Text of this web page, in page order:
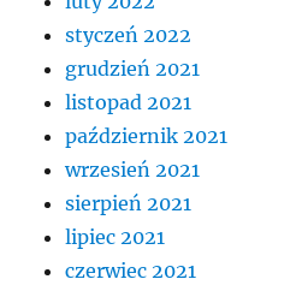
styczeń 2022
grudzień 2021
listopad 2021
październik 2021
wrzesień 2021
sierpień 2021
lipiec 2021
czerwiec 2021